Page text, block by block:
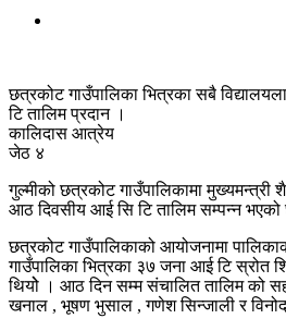
छत्रकोट गाउँपालिका भित्रका सबै
टि तालिम प्रदान ।
कालिदास आत्रेय
जेठ ४
गुल्मीको छत्रकोट गाउँपालिकामा मुख्यमन्त्री
आठ दिवसीय आई सि टि तालिम सम्पन्न भएको
छत्रकोट गाउँपालिकाको आयोजनामा
गाउँपालिका भित्रका ३७ जना आई टि स्रोत
थियोे । आठ दिन सम्म संचालित तालिम को
खनाल , भूषण भुसाल , गणेश सिन्जाली र विनोद